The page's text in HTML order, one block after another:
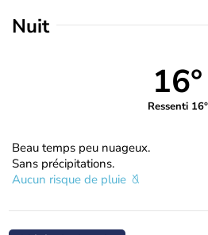
Nuit
16°
Ressenti 16°
Beau temps peu nuageux.
Sans précipitations.
Aucun risque de pluie